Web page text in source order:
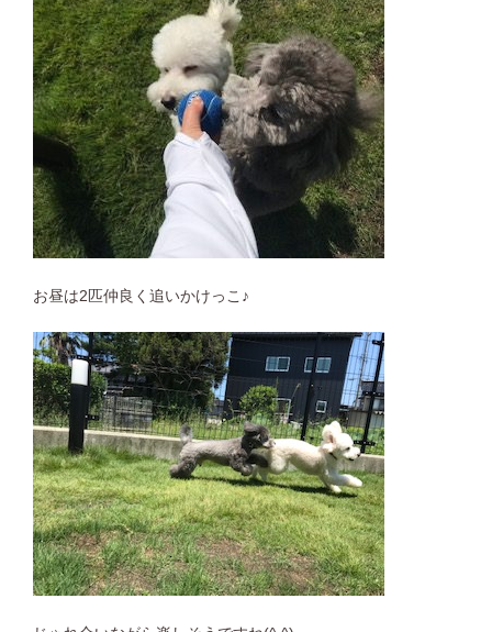
お昼は2匹仲良く追いかけっこ♪